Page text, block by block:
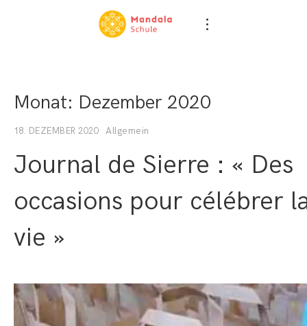
Monat: Dezember 2020
18. DEZEMBER 2020 Allgemein
Journal de Sierre : « Des
occasions pour célébrer
vie »